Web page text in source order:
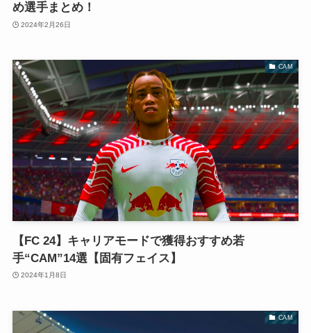
め選手まとめ！
2024年2月26日
CAM
【FC 24】キャリアモードで獲得おすすめ若
手“CAM”14選【固有フェイス】
2024年1月8日
CAM